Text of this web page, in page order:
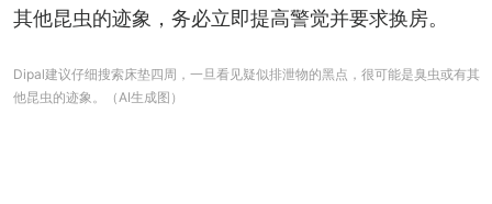
其他昆虫的迹象，务必立即提高警觉并要求换房。
Dipal建议仔细搜索床垫四周，一旦看见疑似排泄物的黑点，很可能是臭虫或有其
他昆虫的迹象。（AI生成图）